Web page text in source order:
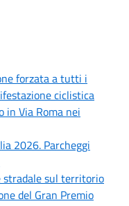
forzata a tutti i
ciclistica
in Via Roma nei
2026. Parcheggi
stradale sul territorio
del Gran Premio